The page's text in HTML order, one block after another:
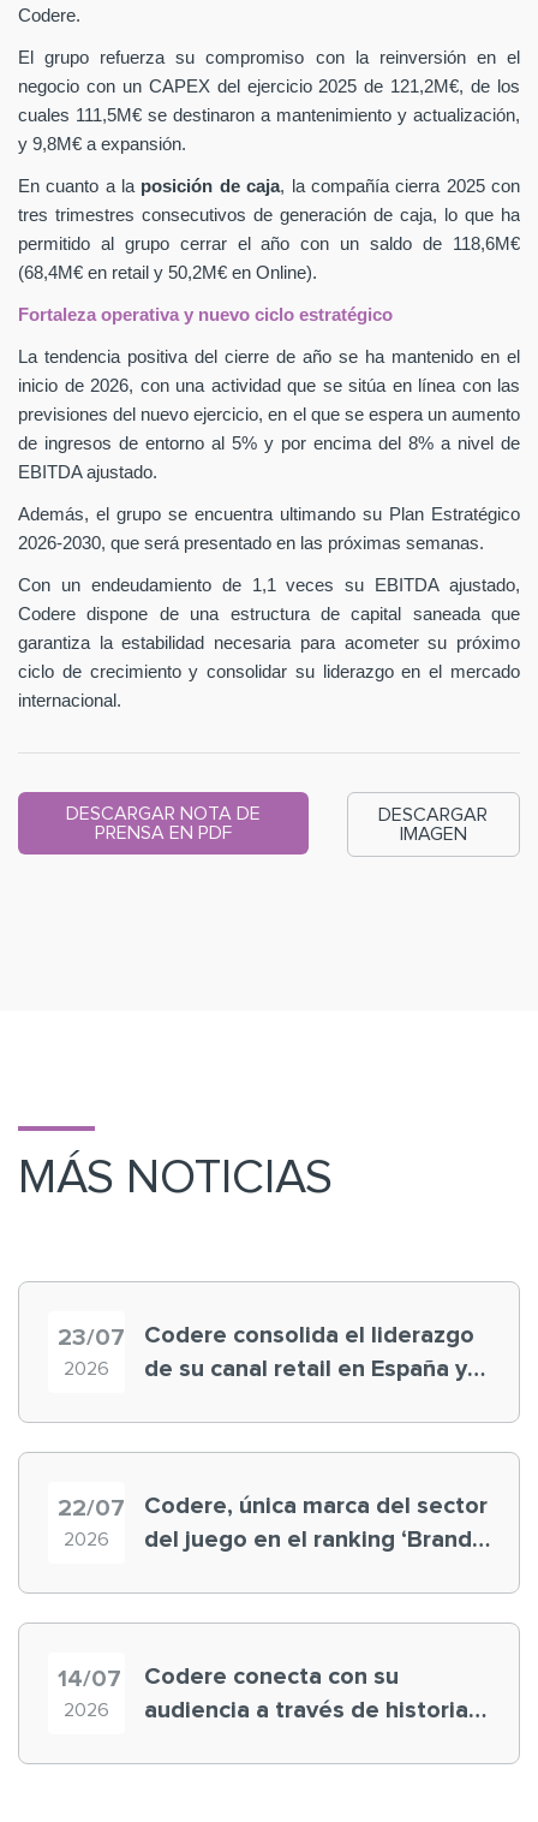
Codere.
El grupo refuerza su compromiso con la reinversión en el
negocio con un CAPEX del ejercicio 2025 de 121,2M€, de los
cuales 111,5M€ se destinaron a mantenimiento y actualización,
y 9,8M€ a expansión.
En cuanto a la posición de caja, la compañía cierra 2025 con
tres trimestres consecutivos de generación de caja, lo que ha
permitido al grupo cerrar el año con un saldo de 118,6M€
(68,4M€ en retail y 50,2M€ en Online).
Fortaleza operativa y nuevo ciclo estratégico
La tendencia positiva del cierre de año se ha mantenido en el
inicio de 2026, con una actividad que se sitúa en línea con las
previsiones del nuevo ejercicio, en el que se espera un aumento
de ingresos de entorno al 5% y por encima del 8% a nivel de
EBITDA ajustado.
Además, el grupo se encuentra ultimando su Plan Estratégico
2026-2030, que será presentado en las próximas semanas.
Con un endeudamiento de 1,1 veces su EBITDA ajustado,
Codere dispone de una estructura de capital saneada que
garantiza la estabilidad necesaria para acometer su próximo
ciclo de crecimiento y consolidar su liderazgo en el mercado
internacional.
DESCARGAR NOTA DE
PRENSA EN PDF
DESCARGAR
IMAGEN
MÁS NOTICIAS
23/07
2026
Codere consolida el liderazgo
de su canal retail en España y
22/07
2026
Codere, única marca del sector
del juego en el ranking ‘Brand
14/07
2026
Codere conecta con su
audiencia a través de historias